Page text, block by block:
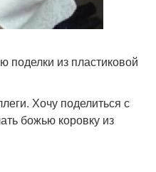
поделки из пластиковой
Хочу поделиться с
божью коровку из